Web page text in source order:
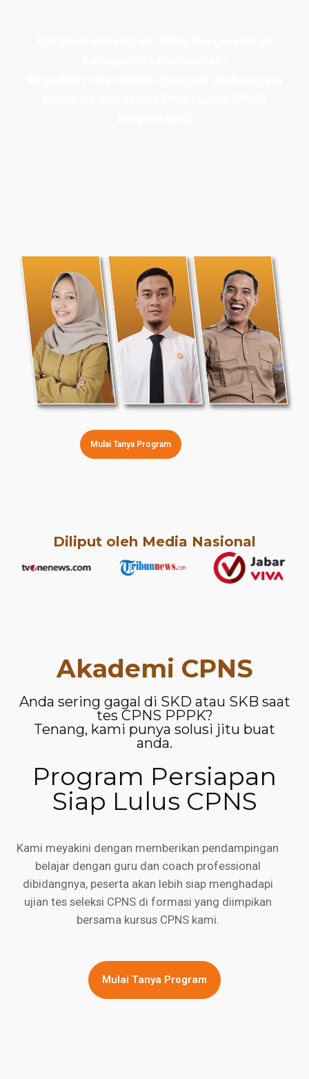
Mulai Tanya Program
Diliput oleh Media Nasional
Akademi CPNS
Anda sering gagal di SKD atau SKB saat
tes CPNS PPPK?
Tenang, kami punya solusi jitu buat
anda.
Program Persiapan
Siap Lulus CPNS
Kami meyakini dengan memberikan pendampingan
belajar dengan guru dan coach professional
dibidangnya, peserta akan lebih siap menghadapi
ujian tes seleksi CPNS di formasi yang diimpikan
bersama kursus CPNS kami.
Mulai Tanya Program